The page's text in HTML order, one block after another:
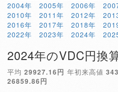
2004年 2005年 2006年
2010年
2011年 2012年
2016年
2017年 2018年
2022年
2023年 2024年
2024年のVDC円換
平均 29927.16円 年初来高値
26859.86円